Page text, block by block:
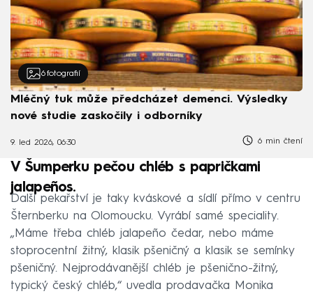
6 fotografií
Mléčný tuk může předcházet demenci. Výsledky
nové studie zaskočily i odborníky
9. led 2026, 06:30 6 min čtení
V Šumperku pečou chléb s papričkami
jalapeños.
Další pekařství je taky kváskové a sídlí přímo v centru
Šternberku na Olomoucku. Vyrábí samé speciality.
„Máme třeba chléb jalapeño čedar, nebo máme
stoprocentní žitný, klasik pšeničný a klasik se semínky
pšeničný. Nejprodávanější chléb je pšenično-žitný,
typický český chléb,“ uvedla prodavačka Monika